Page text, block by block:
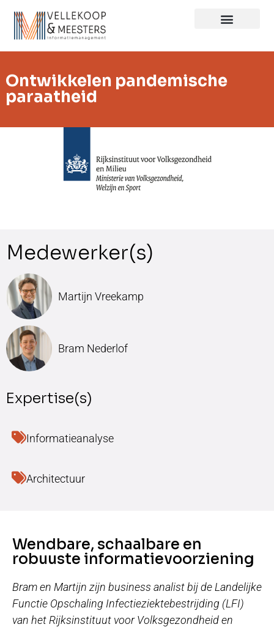
Ontwikkelen pandemische
paraatheid
Martijn Vreekamp
Bram Nederlof
Expertise(s)
Informatieanalyse
Architectuur
Wendbare, schaalbare en
robuuste informatievoorziening
Bram en Martijn zijn business analist bij de Landelijke
Functie Opschaling Infectieziektebestrijding (LFI)
van het Rijksinstituut voor Volksgezondheid en